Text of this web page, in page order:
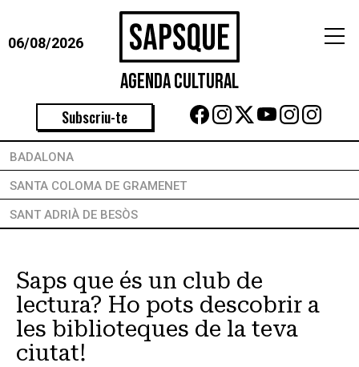
06/08/2026
Agenda Cultural
Subscriu-te
BADALONA
SANTA COLOMA DE GRAMENET
SANT ADRIÀ DE BESÒS
Saps que és un club de
lectura? Ho pots descobrir a
les biblioteques de la teva
ciutat!